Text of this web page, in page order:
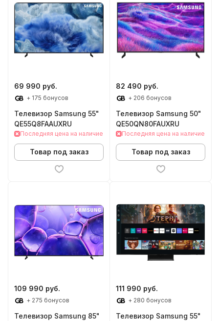
69 990 руб.
+ 175 бонусов
Телевизор Samsung 55"
QE55Q8FAAUXRU
Последняя цена на наличие
Товар под заказ
82 490 руб.
+ 206 бонусов
Телевизор Samsung 50"
QE50QN80FAUXRU
Последняя цена на наличие
Товар под заказ
109 990 руб.
+ 275 бонусов
Телевизор Samsung 85"
111 990 руб.
+ 280 бонусов
Телевизор Samsung 55"